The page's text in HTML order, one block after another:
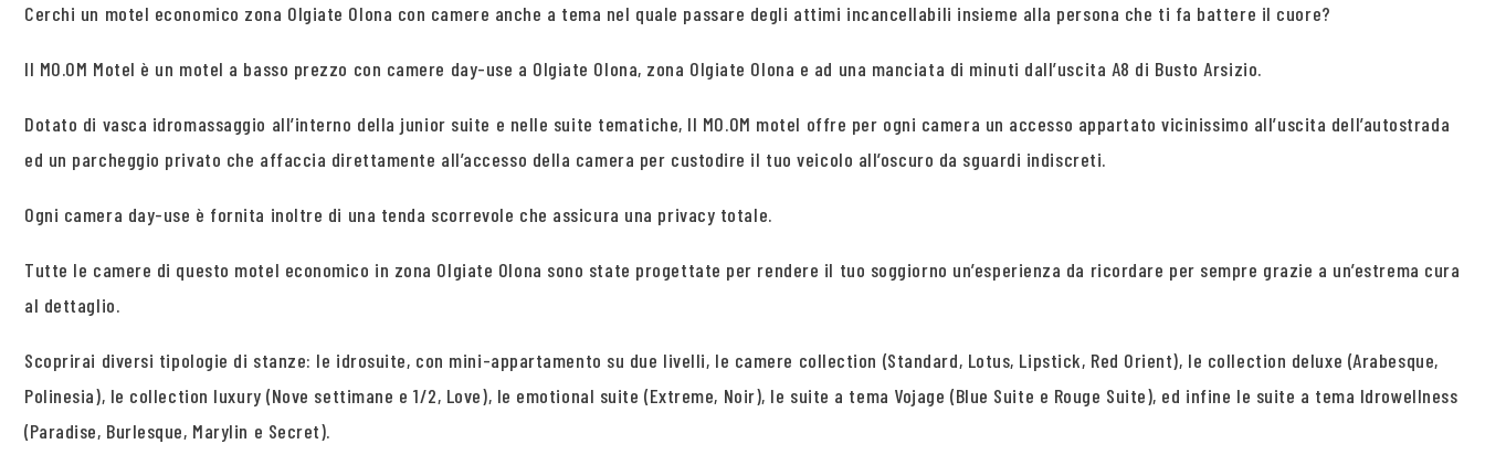
Cerchi un motel economico zona Olgiate Olona con camere anche a tema nel quale passare degli attimi incancellabili insieme alla persona che ti fa battere il cuore?
Il MO.OM Motel è un motel a basso prezzo con camere day-use a Olgiate Olona, zona Olgiate Olona e ad una manciata di minuti dall’uscita A8 di Busto Arsizio.
Dotato di vasca idromassaggio all’interno della junior suite e nelle suite tematiche, Il MO.OM motel offre per ogni camera un accesso appartato vicinissimo all’uscita dell’autostrada
ed un parcheggio privato che affaccia direttamente all’accesso della camera per custodire il tuo veicolo all’oscuro da sguardi indiscreti.
Ogni camera day-use è fornita inoltre di una tenda scorrevole che assicura una privacy totale.
Tutte le camere di questo motel economico in zona Olgiate Olona sono state progettate per rendere il tuo soggiorno un’esperienza da ricordare per sempre grazie a un’estrema cura
al dettaglio.
Scoprirai diversi tipologie di stanze: le idrosuite, con mini-appartamento su due livelli, le camere collection (Standard, Lotus, Lipstick, Red Orient), le collection deluxe (Arabesque,
Polinesia), le collection luxury (Nove settimane e 1/2, Love), le emotional suite (Extreme, Noir), le suite a tema Vojage (Blue Suite e Rouge Suite), ed infine le suite a tema Idrowellness
(Paradise, Burlesque, Marylin e Secret).